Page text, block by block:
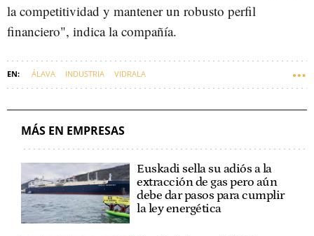
la competitividad y mantener un robusto perfil
financiero", indica la compañía.
ÁLAVA INDUSTRIA VIDRALA
MÁS EN EMPRESAS
Euskadi sella su adiós a la
extracción de gas pero aún
debe dar pasos para cumplir
la ley energética